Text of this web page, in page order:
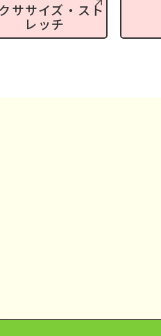
ササイズ・スト
レッチ